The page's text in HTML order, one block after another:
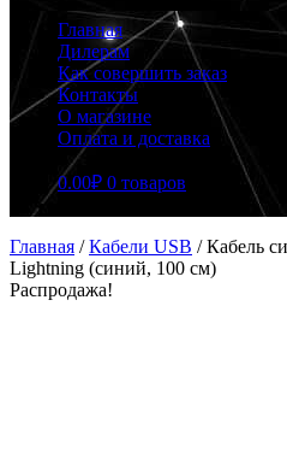
Главная
Дилерам
Как совершить заказ
Контакты
О магазине
Оплата и доставка
0.00₽ 0 товаров
Главная /Кабели USB /Кабель
Lightning (синий, 100 см)
Распродажа!